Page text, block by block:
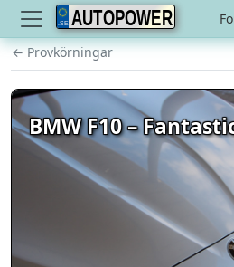
AUTOPOWER
← Provkörningar
BMW F10 –